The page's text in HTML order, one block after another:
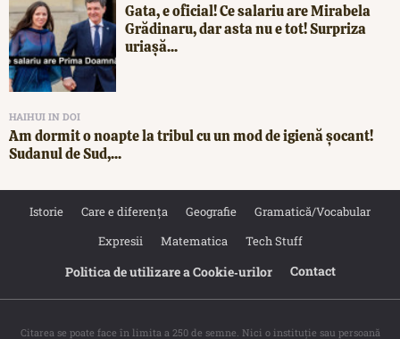
Gata, e oficial! Ce salariu are Mirabela
Grădinaru, dar asta nu e tot! Surpriza
uriașă...
HAIHUI IN DOI
Am dormit o noapte la tribul cu un mod de igienă șocant!
Sudanul de Sud,...
Istorie Care e diferența Geografie
Gramatică/Vocabular
Expresii
Matematica Tech Stuff
Politica de utilizare a Cookie‐urilor Contact
Citarea se poate face în limita a 250 de semne. Nici o instituţie sau persoană